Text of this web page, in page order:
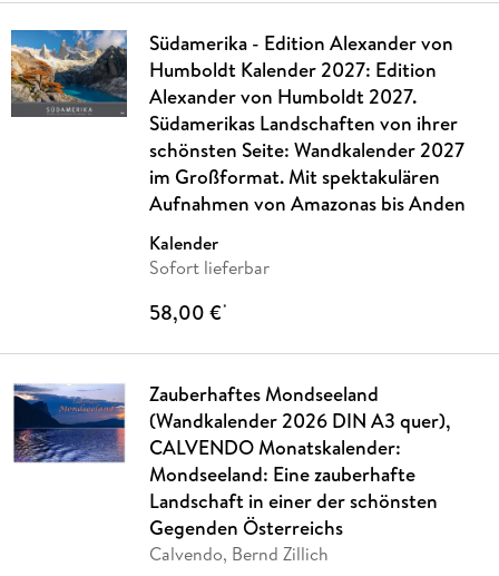
Südamerika - Edition Alexander von
Humboldt Kalender 2027: Edition
Alexander von Humboldt 2027.
Südamerikas Landschaften von ihrer
schönsten Seite: Wandkalender 2027
im Großformat. Mit spektakulären
Aufnahmen von Amazonas bis Anden
Kalender
Sofort lieferbar
58,00 €*
Zauberhaftes Mondseeland
(Wandkalender 2026 DIN A3 quer),
CALVENDO Monatskalender:
Mondseeland: Eine zauberhafte
Landschaft in einer der schönsten
Gegenden Österreichs
Calvendo, Bernd Zillich